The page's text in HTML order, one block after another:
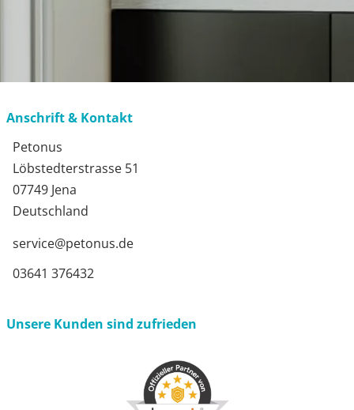
Anschrift & Kontakt
Petonus
Löbstedterstrasse 51
07749 Jena
Deutschland
service@petonus.de
03641 376432
Unsere Kunden sind zufrieden